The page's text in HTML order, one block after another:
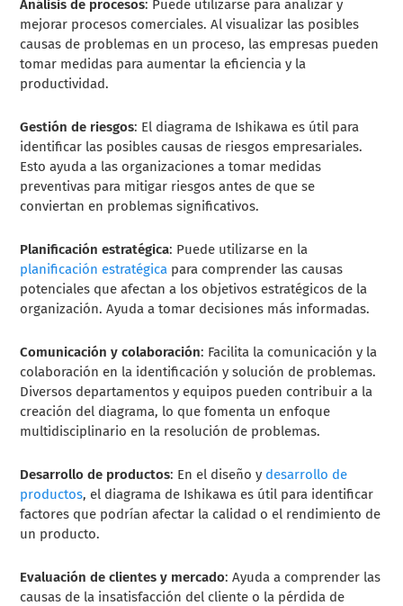
Análisis de procesos: Puede utilizarse para analizar y
mejorar procesos comerciales. Al visualizar las posibles
causas de problemas en un proceso, las empresas pueden
tomar medidas para aumentar la eficiencia y la
productividad.
Gestión de riesgos: El diagrama de Ishikawa es útil para
identificar las posibles causas de riesgos empresariales.
Esto ayuda a las organizaciones a tomar medidas
preventivas para mitigar riesgos antes de que se
conviertan en problemas significativos.
Planificación estratégica: Puede utilizarse en la
planificación estratégica para comprender las causas
potenciales que afectan a los objetivos estratégicos de la
organización. Ayuda a tomar decisiones más informadas.
Comunicación y colaboración: Facilita la comunicación y la
colaboración en la identificación y solución de problemas.
Diversos departamentos y equipos pueden contribuir a la
creación del diagrama, lo que fomenta un enfoque
multidisciplinario en la resolución de problemas.
Desarrollo de productos: En el diseño y desarrollo de
productos, el diagrama de Ishikawa es útil para identificar
factores que podrían afectar la calidad o el rendimiento de
un producto.
Evaluación de clientes y mercado: Ayuda a comprender las
causas de la insatisfacción del cliente o la pérdida de